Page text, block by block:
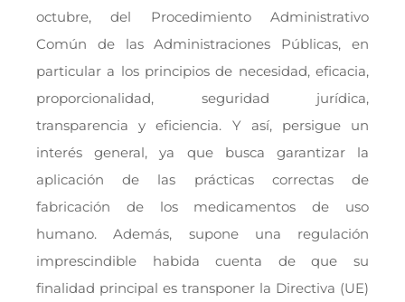
octubre, del Procedimiento Administrativo
Común de las Administraciones Públicas, en
particular a los principios de necesidad, eficacia,
proporcionalidad, seguridad jurídica,
transparencia y eficiencia. Y así, persigue un
interés general, ya que busca garantizar la
aplicación de las prácticas correctas de
fabricación de los medicamentos de uso
humano. Además, supone una regulación
imprescindible habida cuenta de que su
finalidad principal es transponer la Directiva (UE)